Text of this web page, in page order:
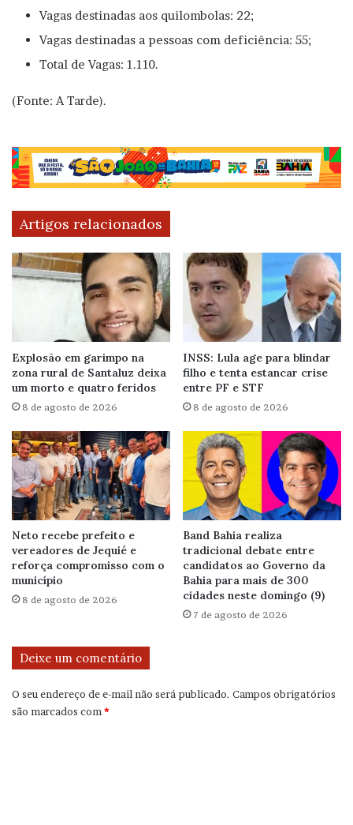
Vagas destinadas aos quilombolas: 22;
Vagas destinadas a pessoas com deficiência: 55;
Total de Vagas: 1.110.
(Fonte: A Tarde).
Artigos relacionados
Explosão em garimpo na
zona rural de Santaluz deixa
um morto e quatro feridos
8 de agosto de 2026
INSS: Lula age para blindar
filho e tenta estancar crise
entre PF e STF
8 de agosto de 2026
Neto recebe prefeito e
vereadores de Jequié e
reforça compromisso com o
município
8 de agosto de 2026
Band Bahia realiza
tradicional debate entre
candidatos ao Governo da
Bahia para mais de 300
cidades neste domingo (9)
7 de agosto de 2026
Deixe um comentário
O seu endereço de e-mail não será publicado. Campos obrigatórios
são marcados com *